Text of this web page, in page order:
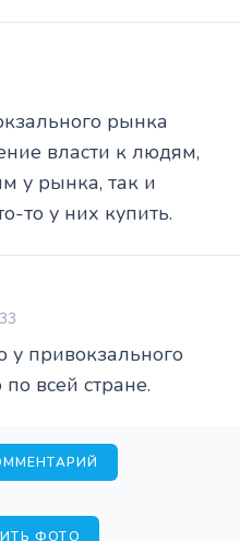
рынка
власти к людям,
у рынка, так и
то у них купить.
у привокзального
всей стране.
ФОТО